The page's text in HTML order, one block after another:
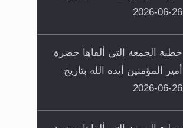
26-06-2026
خطبة الجمعة التي ألقاها حضرة
أمير المؤمنين أيده الله بتاريخ
26-06-2026